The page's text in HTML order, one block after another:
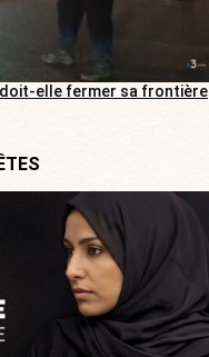
doit-elle fermer sa frontière